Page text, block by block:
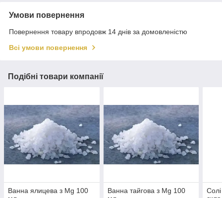
Умови повернення
Повернення товару впродовж 14 днів за домовленістю
Всі умови повернення
Подібні товари компанії
Ванна ялицева з Mg 100
Ванна тайгова з Mg 100